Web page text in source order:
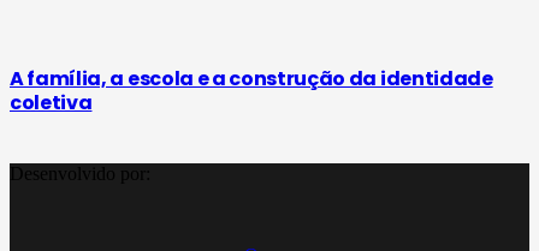
A família, a escola e a construção da identidade
coletiva
Desenvolvido por: